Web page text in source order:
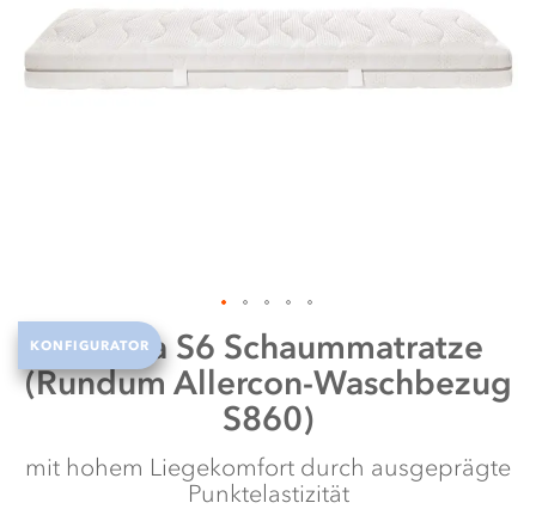
Anfang
der
Bildergalerie
KONFIGURATOR
Selecta S6 Schaummatratze
(Rundum Allercon-Waschbezug
S860)
mit hohem Liegekomfort durch ausgeprägte
Punktelastizität